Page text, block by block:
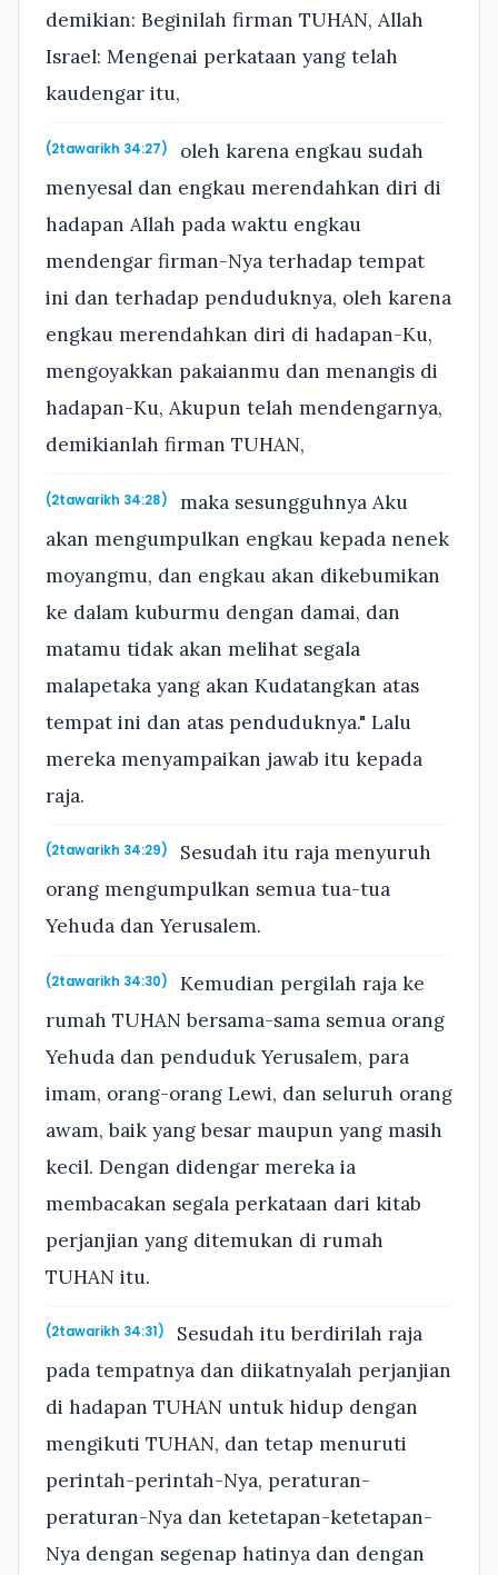
demikian: Beginilah firman TUHAN, Allah
Israel: Mengenai perkataan yang telah
kaudengar itu,
(2tawarikh 34:27)
oleh karena engkau sudah
menyesal dan engkau merendahkan diri di
hadapan Allah pada waktu engkau
mendengar firman-Nya terhadap tempat
ini dan terhadap penduduknya, oleh karena
engkau merendahkan diri di hadapan-Ku,
mengoyakkan pakaianmu dan menangis di
hadapan-Ku, Akupun telah mendengarnya,
demikianlah firman TUHAN,
(2tawarikh 34:28)
maka sesungguhnya Aku
akan mengumpulkan engkau kepada nenek
moyangmu, dan engkau akan dikebumikan
ke dalam kuburmu dengan damai, dan
matamu tidak akan melihat segala
malapetaka yang akan Kudatangkan atas
tempat ini dan atas penduduknya." Lalu
mereka menyampaikan jawab itu kepada
raja.
(2tawarikh 34:29)
Sesudah itu raja menyuruh
orang mengumpulkan semua tua-tua
Yehuda dan Yerusalem.
(2tawarikh 34:30)
Kemudian pergilah raja ke
rumah TUHAN bersama-sama semua orang
Yehuda dan penduduk Yerusalem, para
imam, orang-orang Lewi, dan seluruh orang
awam, baik yang besar maupun yang masih
kecil. Dengan didengar mereka ia
membacakan segala perkataan dari kitab
perjanjian yang ditemukan di rumah
TUHAN itu.
(2tawarikh 34:31)
Sesudah itu berdirilah raja
pada tempatnya dan diikatnyalah perjanjian
di hadapan TUHAN untuk hidup dengan
mengikuti TUHAN, dan tetap menuruti
perintah-perintah-Nya, peraturan-
peraturan-Nya dan ketetapan-ketetapan-
Nya dengan segenap hatinya dan dengan